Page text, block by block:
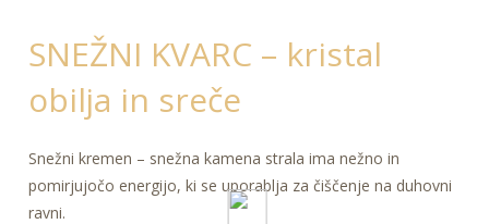
SNEŽNI KVARC – kristal
obilja in sreče
Snežni kremen – snežna kamena strala ima nežno in
pomirjujočo energijo, ki se uporablja za čiščenje na duhovni
ravni.